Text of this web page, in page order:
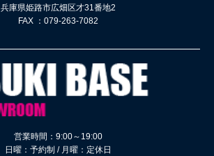
兵庫県姫路市広畑区才31番地2
FAX ：079-263-7082
営業時間：9:00～19:00
日曜：予約制 / 月曜：定休日